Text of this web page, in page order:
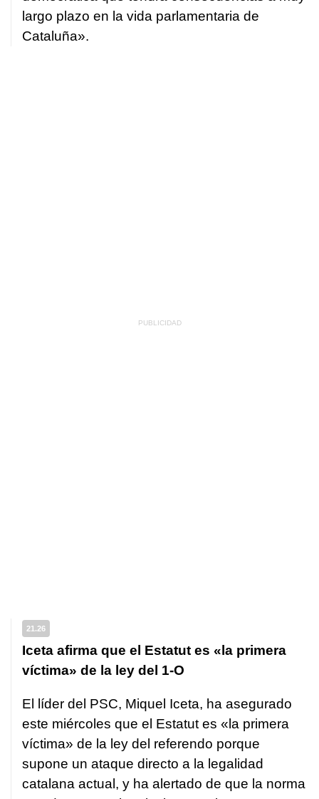
largo plazo en la vida parlamentaria de
Cataluña».
21.26
Iceta afirma que el Estatut es «la primera
víctima» de la ley del 1-O
El líder del PSC, Miquel Iceta, ha asegurado
este miércoles que el Estatut es «la primera
víctima» de la ley del referendo porque
supone un ataque directo a la legalidad
catalana actual, y ha alertado de que la norma